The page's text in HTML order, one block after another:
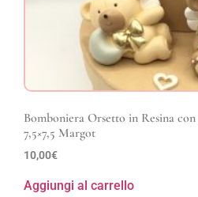
Bomboniera Orsetto in Resina
7,5×7,5 Margot
10,00€
Aggiungi al carrello